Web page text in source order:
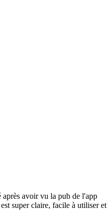
avoir vu la pub de l'app
super claire, facile à utiliser et